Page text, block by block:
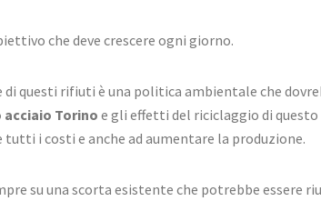
che deve crescere ogni giorno.
di questi rifiuti è una politica ambientale che
acciaio Torino e gli effetti del riciclaggio di
i costi e anche ad aumentare la produzione.
su una scorta esistente che potrebbe